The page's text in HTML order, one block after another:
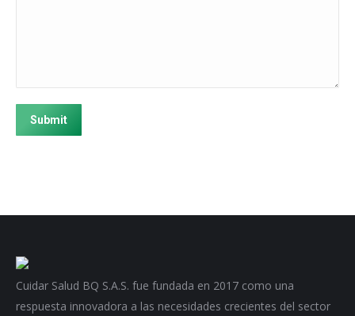
Submit
Cuidar Salud BQ S.A.S. fue fundada en 2017 como una
respuesta innovadora a las necesidades crecientes del sector